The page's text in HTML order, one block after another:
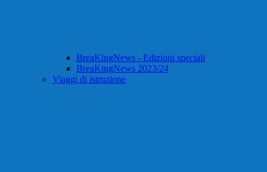
BreaKingNews - Edizioni speciali
BreaKingNews 2023/24
Viaggi di istruzione